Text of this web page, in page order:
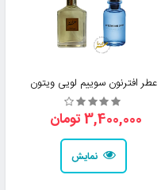
عطر افترنون سوییم لویی ویتون
3,400,000 تومان
نمایش